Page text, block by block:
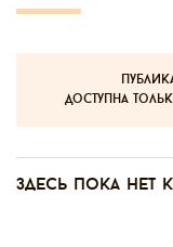
доступна
Здесь пока нет